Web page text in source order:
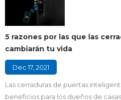
5 razones por las que las
cambiarán tu vida
Dec 17, 2021
Las cerraduras de puertas
beneficios para los dueños de